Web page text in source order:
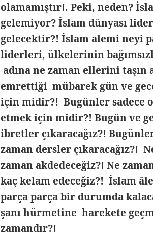
olamamıştır!. Peki, neden?
gelemiyor? İslam dünyası
gelecektir?! İslam alemi neyi
liderleri, ülkelerinin
adına ne zaman ellerini taşın
emrettiği mübarek gün ve
için midir?! Bugünler sadece
etmek için midir?! Bugün ve
ibretler çıkaracağız?!
zaman dersler çıkaracağız?!
zaman akdedeceğiz?! Ne
kaç kelam edeceğiz?! İslam
parça parça bir durumda
şanı hürmetine harekete
zamandır?!